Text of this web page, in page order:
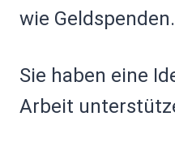
wie Geldspenden.
Sie haben eine
Arbeit